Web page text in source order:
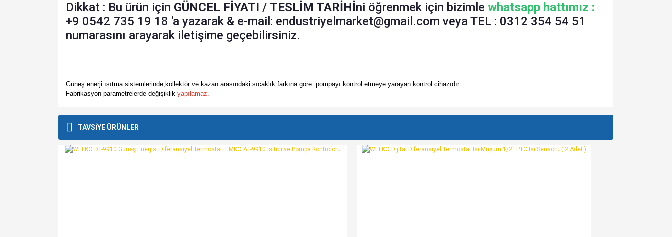
Dikkat : Bu ürün için GÜNCEL FİYATI / TESLİM TARİHİni öğrenmek için bizimle whatsapp hattımız :
+9 0542 735 19 18 'a yazarak & e-mail: endustriyelmarket@gmail.com veya TEL : 0312 354 54 51
numarasını arayarak iletişime geçebilirsiniz.
Güneş enerji ısıtma sistemlerinde,kollektör ve kazan arasındaki sıcaklık farkına göre pompayı kontrol etmeye yarayan kontrol cihazıdır.
Fabrikasyon parametrelerde değişiklik yapılamaz.
Ürün resmi kalitesiz, bozuk veya görüntülenemiyor.
TAVSİYE ÜRÜNLER